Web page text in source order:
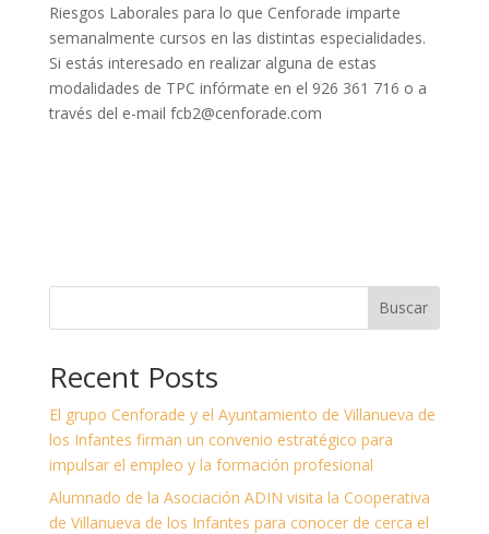
Riesgos Laborales para lo que Cenforade imparte
semanalmente cursos en las distintas especialidades.
Si estás interesado en realizar alguna de estas
modalidades de TPC infórmate en el 926 361 716 o a
través del e-mail fcb2@cenforade.com
Buscar
Recent Posts
El grupo Cenforade y el Ayuntamiento de Villanueva de
los Infantes firman un convenio estratégico para
impulsar el empleo y la formación profesional
Alumnado de la Asociación ADIN visita la Cooperativa
de Villanueva de los Infantes para conocer de cerca el